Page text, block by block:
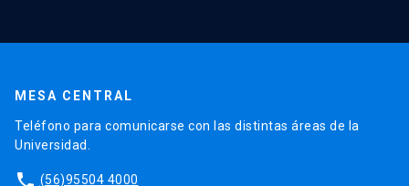
MESA CENTRAL
Teléfono para comunicarse con las distintas áreas de la
Universidad.
phone (56)95504 4000